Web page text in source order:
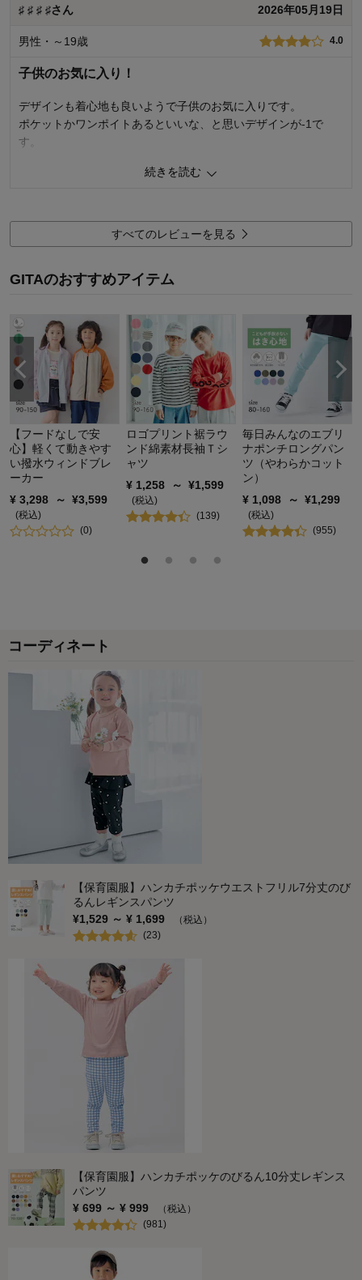
お子さまの性別：
お子様の年齢：
♯ ♯ ♯ ♯さん 2026年05月19日
男性・～19歳 4.0
子供のお気に入り！
デザインも着心地も良いようで子供のお気に入りです。
ポケットかワンポイトあるといいな、と思いデザインが-1で
す。
人が参考になりました
お子さまのお気に入り度
5.0
デザイン
4.0
購入商品：
お子さまの性別：
男の子
お子様の年齢：
3～5歳
続きを読む
すべてのレビューを見る
GITAのおすすめアイテム
【フードなしで安
心】軽くて動きやす
い撥水ウィンドブレ
ーカー
¥ 3,298 ～ ¥3,599
(税込)
(0)
ロゴプリント裾ラウ
ンド綿素材長袖Ｔシ
ャツ
¥ 1,258 ～ ¥1,599
(税込)
(139)
毎日みんなのエブリ
ナポンチロングパン
ツ（やわらかコット
ン）
¥ 1,098 ～ ¥1,299
(税込)
(955)
コーディネート
【保育園服】ハンカチポッケウエストフリル7分丈のび
るんレギンスパンツ
¥1,529 ～ ¥ 1,699
（税込）
(23)
【保育園服】ハンカチポッケのびるん10分丈レギンス
パンツ
¥ 699 ～ ¥ 999
（税込）
(981)